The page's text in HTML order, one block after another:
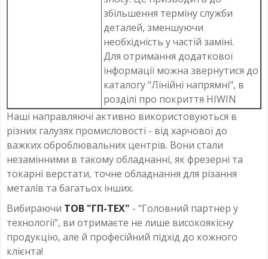
збільшення терміну служби
деталей, зменшуючи
необхідність у частій заміні.
Для отримання додаткової
інформації можна звернутися до
каталогу "Лінійні напрямні", в
розділі про покриття HIWIN
Наші направляючі активно використовуються в
різних галузях промисловості - від харчової до
важких оброблювальних центрів. Вони стали
незамінними в такому обладнанні, як фрезерні та
токарні верстати, точне обладнання для різання
металів та багатьох інших.
Вибираючи ТОВ "ГП-ТЕХ" - "Головний партнер у
технології", ви отримаєте не лише високоякісну
продукцію, але й професійний підхід до кожного
клієнта!